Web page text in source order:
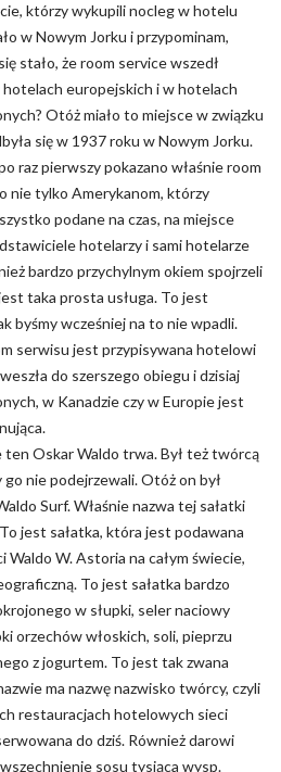
którzy wykupili nocleg w hotelu
w Nowym Jorku i przypominam,
stało, że room service wszedł
europejskich i w hotelach
Otóż miało to miejsce w związku
się w 1937 roku w Nowym Jorku.
raz pierwszy pokazano właśnie room
nie tylko Amerykanom, którzy
podane na czas, na miejsce
hotelarzy i sami hotelarze
bardzo przychylnym okiem spojrzeli
taka prosta usługa. To jest
byśmy wcześniej na to nie wpadli.
serwisu jest przypisywana hotelowi
do szerszego obiegu i dzisiaj
w Kanadzie czy w Europie jest
ten Oskar Waldo trwa. Był też twórcą
nie podejrzewali. Otóż on był
Surf. Właśnie nazwa tej sałatki
jest sałatka, która jest podawana
W. Astoria na całym świecie,
To jest sałatka bardzo
w słupki, seler naciowy
orzechów włoskich, soli, pieprzu
z jogurtem. To jest tak zwana
ma nazwę nazwisko twórcy, czyli
restauracjach hotelowych sieci
do dziś. Również darowi
sosu tysiąca wysp.